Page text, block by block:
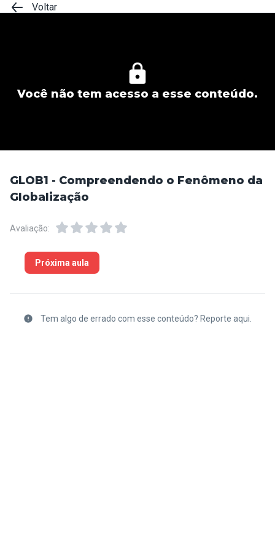
Voltar
Você não tem acesso a esse conteúdo.
GLOB1 - Compreendendo o Fenômeno da
Globalização
Avaliação:
Próxima aula
Tem algo de errado com esse conteúdo? Reporte aqui.